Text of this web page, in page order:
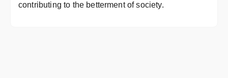
contributing to the betterment of society.